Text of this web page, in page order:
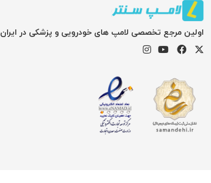
اولین مرجع تخصصی لامپ های خودرویی و پزشکی در ایران